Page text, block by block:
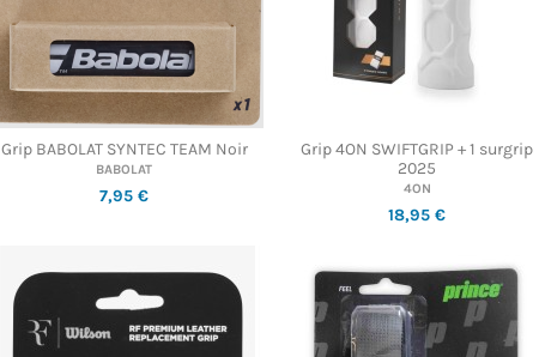
Grip BABOLAT SYNTEC TEAM Noir
BABOLAT
7,95 €
Grip 4ON SWIFTGRIP + 1 surgrip
2025
4ON
18,95 €